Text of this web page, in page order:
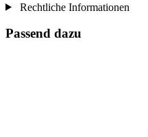
Rechtliche Informationen
Passend dazu